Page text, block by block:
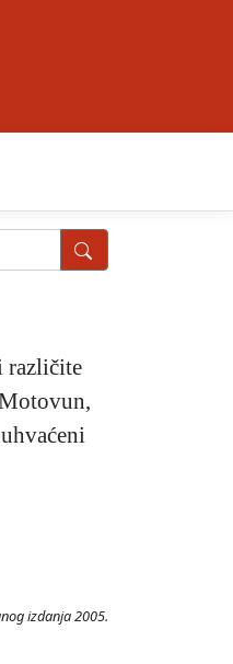
različite
izdanja 2005.